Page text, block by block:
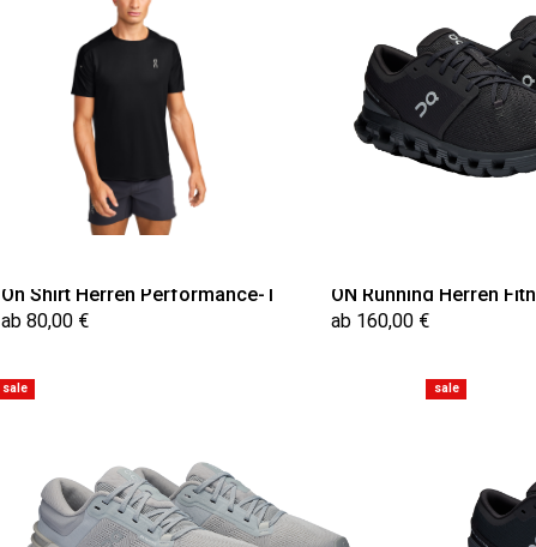
On Shirt Herren Performance-T
ab 80,00 €
ON Running Herren
ab 160,00 €
sale sale